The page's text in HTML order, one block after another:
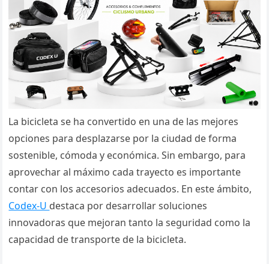
La bicicleta se ha convertido en una de las mejores
opciones para desplazarse por la ciudad de forma
sostenible, cómoda y económica. Sin embargo, para
aprovechar al máximo cada trayecto es importante
contar con los accesorios adecuados. En este ámbito,
Codex-U destaca por desarrollar soluciones
innovadoras que mejoran tanto la seguridad como la
capacidad de transporte de la bicicleta.